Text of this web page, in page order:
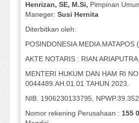
Henrizan, SE, M.Si, Pimpinan
Maneger: Susi Hernita
Diterbitkan oleh:
POSINDONESIA MEDIA MATAPOS
AKTE NOTARIS : RIAN
MENTERI HUKUM DAN HAM RI
0044489.AH.01.01 TAHUN 2023.
NIB. 1906230133795,
Nomor rekening Perusahaan : 155